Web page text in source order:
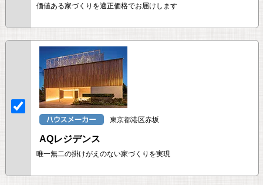
価値ある家づくりを適正価格でお届けします
東京都港区赤坂
AQレジデンス
唯一無二の掛けがえのない家づくりを実現